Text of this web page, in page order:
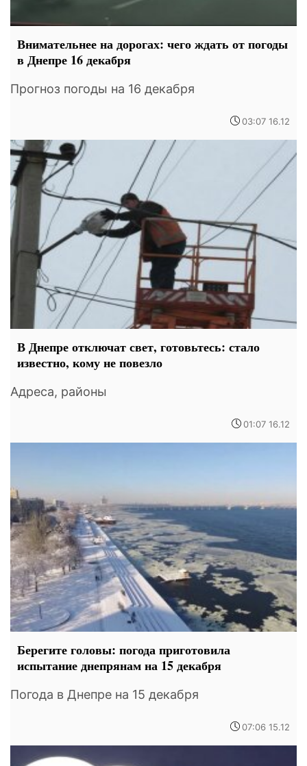
Внимательнее на дорогах: чего ждать от погоды
в Днепре 16 декабря
Прогноз погоды на 16 декабря
03:07 16.12
В Днепре отключат свет, готовьтесь: стало
известно, кому не повезло
Адреса, районы
01:07 16.12
Берегите головы: погода приготовила
испытание днепрянам на 15 декабря
Погода в Днепре на 15 декабря
07:06 15.12